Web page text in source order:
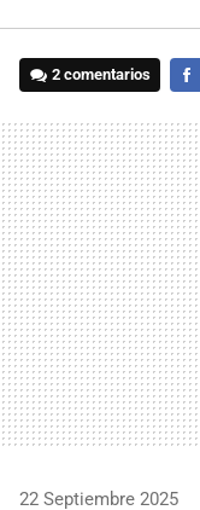
2 comentarios
22 Septiembre 2025